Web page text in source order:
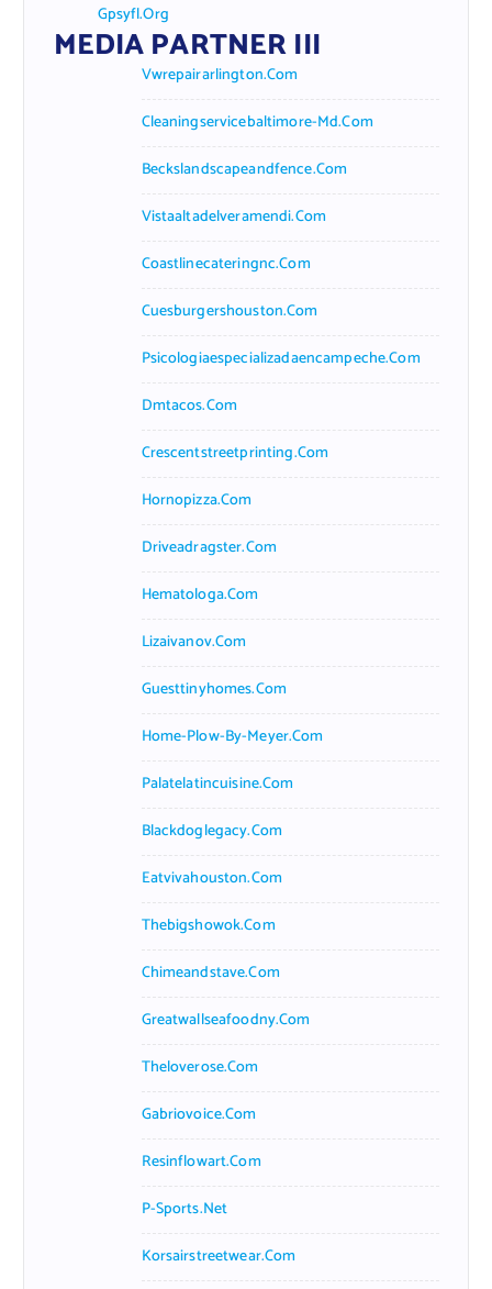
Gpsyfl.org
MEDIA PARTNER III
Vwrepairarlington.com
Cleaningservicebaltimore-Md.com
Beckslandscapeandfence.com
Vistaaltadelveramendi.com
Coastlinecateringnc.com
Cuesburgershouston.com
Psicologiaespecializadaencampeche.com
Dmtacos.com
Crescentstreetprinting.com
Hornopizza.com
Driveadragster.com
Hematologa.com
Lizaivanov.com
Guesttinyhomes.com
Home-Plow-By-Meyer.com
Palatelatincuisine.com
Blackdoglegacy.com
Eatvivahouston.com
Thebigshowok.com
Chimeandstave.com
Greatwallseafoodny.com
Theloverose.com
Gabriovoice.com
Resinflowart.com
P-Sports.net
Korsairstreetwear.com